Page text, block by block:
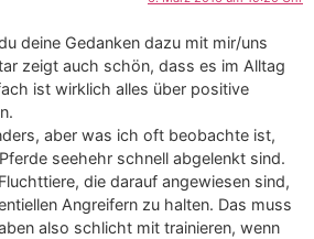
deine Gedanken dazu mit mir/uns
zeigt auch schön, dass es im Alltag
ist wirklich alles über positive
aber was ich oft beobachte ist,
seehehr schnell abgelenkt sind.
die darauf angewiesen sind,
Angreifern zu halten. Das muss
also schlicht mit trainieren, wenn